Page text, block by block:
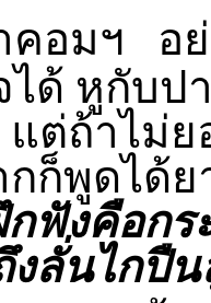
อมฯ อย่
ได้ หูกับ
ต่ถ้าไม่ย
ก็พูดได้ย
ฟังคือก
งลั่นไกปื